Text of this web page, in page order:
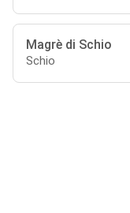
Magrè di Schio
Schio